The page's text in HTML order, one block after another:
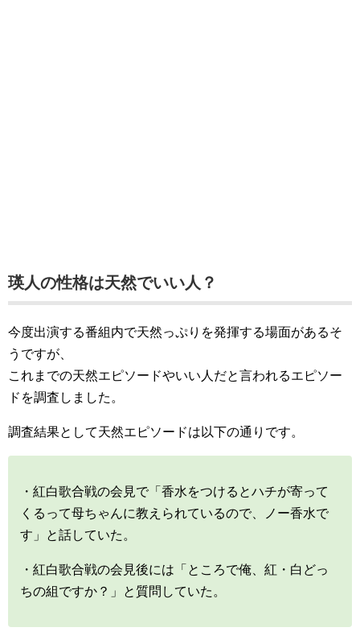
瑛人の性格は天然でいい人？
今度出演する番組内で天然っぷりを発揮する場面があるそ
うですが、
これまでの天然エピソードやいい人だと言われるエピソー
ドを調査しました。
調査結果として天然エピソードは以下の通りです。
・紅白歌合戦の会見で「香水をつけるとハチが寄って
くるって母ちゃんに教えられているので、ノー香水で
す」と話していた。
・紅白歌合戦の会見後には「ところで俺、紅・白どっ
ちの組ですか？」と質問していた。